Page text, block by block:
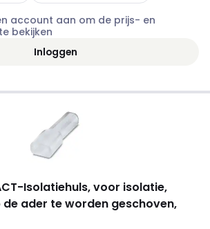
account aan om de prijs- en
bekijken
Inloggen
-Isolatiehuls, voor isolatie,
ader te worden geschoven,